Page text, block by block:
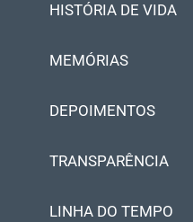
HISTÓRIA DE VIDA
MEMÓRIAS
DEPOIMENTOS
TRANSPARÊNCIA
LINHA DO TEMPO